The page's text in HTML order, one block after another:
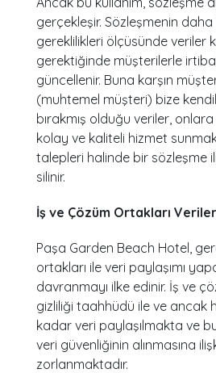
gerçekleşir. Sözleşmenin daha
gereklilikleri ölçüsünde veriler
gerektiğinde müşterilerle
güncellenir. Buna karşın
(muhtemel müşteri) bize
bırakmış olduğu veriler,
kolay ve kaliteli hizmet
talepleri halinde bir sözleşme
silinir.
İş ve Çözüm Ortakları
Paşa Garden Beach Hotel,
ortakları ile veri paylaşımı
davranmayı ilke edinir. İş ve
gizliliği taahhüdü ile ve ancak
kadar veri paylaşılmakta ve
veri güvenliğinin alınmasına
zorlanmaktadır.